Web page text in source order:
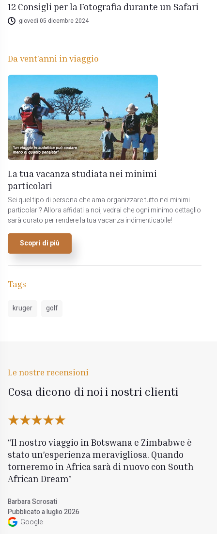
12 Consigli per la Fotografia durante un Safari
giovedì 05 dicembre 2024
Da vent'anni in viaggio
La tua vacanza studiata nei minimi
particolari
Sei quel tipo di persona che ama organizzare tutto nei minimi
particolari? Allora affidati a noi, vedrai che ogni minimo dettaglio
sarà curato per rendere la tua vacanza indimenticabile!
Scopri di più
Tags
kruger golf
Le nostre recensioni
Cosa dicono di noi i nostri clienti
Il nostro viaggio in Botswana e Zimbabwe è
stato un'esperienza meravigliosa. Quando
torneremo in Africa sarà di nuovo con South
African Dream
Barbara Scrosati
Pubblicato a luglio 2026
Google